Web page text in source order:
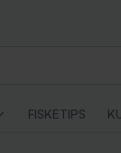
FISKETIPS